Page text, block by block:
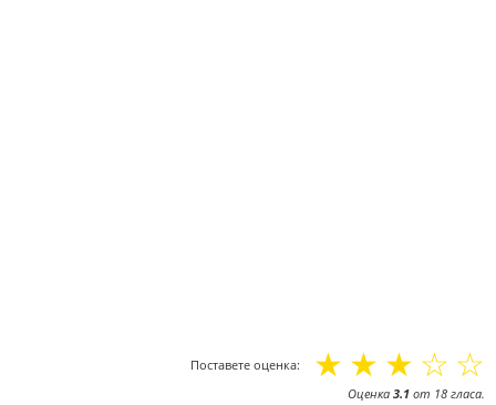
Поставете оценка: ☆
☆
☆
☆
☆
Оценка 3.1 от 18 гласа.